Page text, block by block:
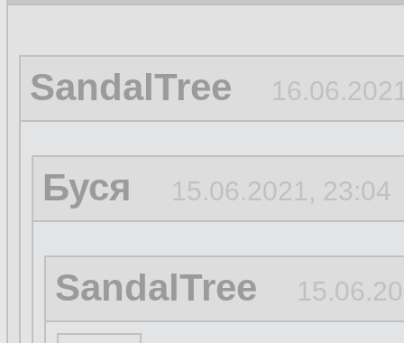
SandalTree
Буся 15.06.2021, 23:04
SandalTree